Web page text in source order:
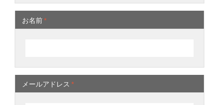
お名前*
メールアドレス *